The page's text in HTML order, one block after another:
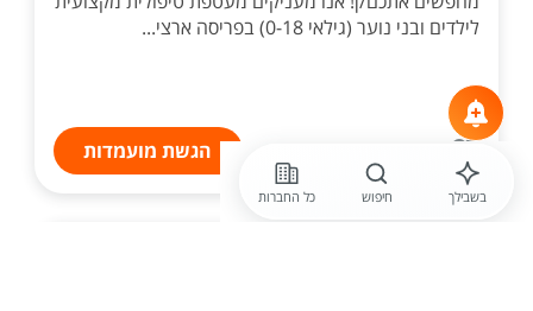
לילדים ובני נוער (גילאי 0-18) בפריסה ארצי...
הגשת מועמדות
בשבילך חיפוש כל החברות